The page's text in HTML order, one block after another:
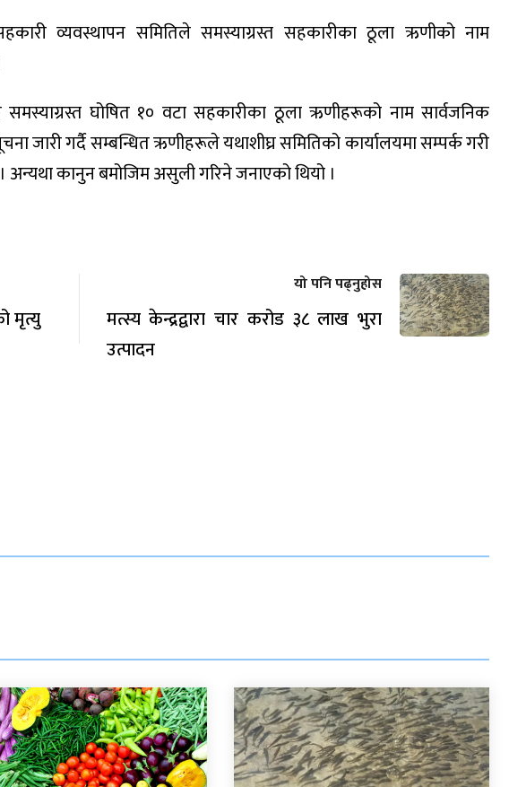
व्यवस्थापन समितिले समस्याग्रस्त सहकारीका ठूला ऋणीको नाम
घोषित १० वटा सहकारीका ठूला ऋणीहरूको नाम सार्वजनिक
जारी गर्दै सम्बन्धित ऋणीहरूले यथाशीघ्र समितिको कार्यालयमा सम्पर्क गरी
कानुन बमोजिम असुली गरिने जनाएको थियो ।
मृत्यु
यो पनि पढ्नुहोस
मत्स्य केन्द्रद्वारा चार करोड ३८ लाख भुरा
उत्पादन